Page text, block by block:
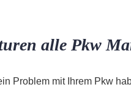
alle Pkw
Problem mit Ihrem Pkw